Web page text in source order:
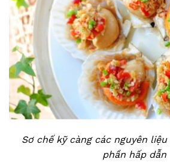
Sơ chế kỹ càng các nguyên
phần hấp dẫn